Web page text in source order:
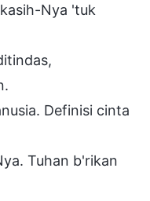
Nya 'tuk
Definisi cinta
Tuhan b'rikan